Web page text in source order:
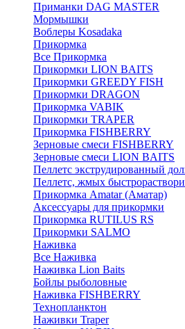
Приманки DAG MASTER
Мормышки
Воблеры Kosadaka
Прикормка
Все Прикормка
Прикормки LION BAITS
Прикормки GREEDY FISH
Прикормки DRAGON
Прикормка VABIK
Прикормки TRAPER
Прикормка FISHBERRY
Зерновые смеси FISHBERRY
Зерновые смеси LION BAITS
Пеллетс экструдированный
Пеллетс, жмых
Прикормка Amatar (Аматар)
Аксессуары для прикормки
Прикормка RUTILUS RS
Прикормки SALMO
Наживка
Все Наживка
Наживка Lion Baits
Бойлы рыболовные
Наживка FISHBERRY
Технопланктон
Наживки Traper